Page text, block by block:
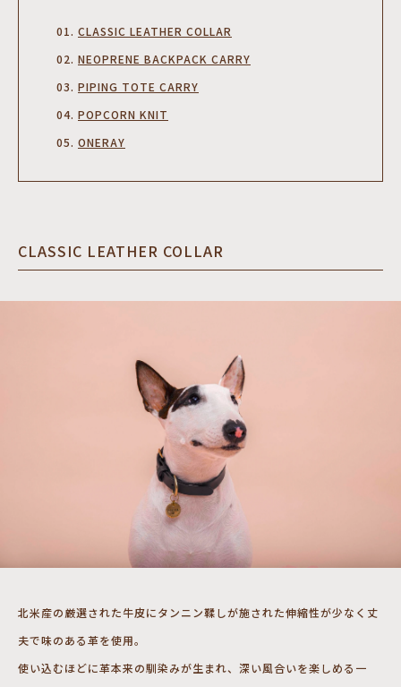
CLASSIC LEATHER COLLAR
NEOPRENE BACKPACK CARRY
PIPING TOTE CARRY
POPCORN KNIT
ONERAY
CLASSIC LEATHER COLLAR
北米産の厳選された牛皮にタンニン鞣しが施された伸縮性が少なく丈
夫で味のある革を使用。
使い込むほどに革本来の馴染みが生まれ、深い風合いを楽しめる一